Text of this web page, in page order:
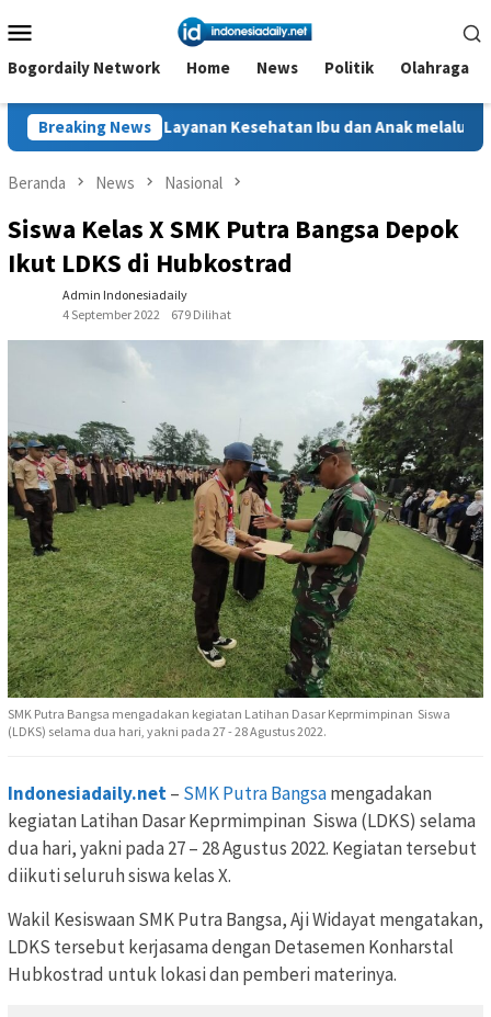
ke
kontenMobile
Bogordaily Network Home News Politik Olahraga
Breaking News
Layanan Kesehatan Ibu dan Anak melalui Posyandu Matahari
Beranda News Nasional
Siswa Kelas X SMK Putra Bangsa Depok
Ikut LDKS di Hubkostrad
Admin Indonesiadaily
4 September 2022
679 Dilihat
SMK Putra Bangsa mengadakan kegiatan Latihan Dasar Keprmimpinan Siswa
(LDKS) selama dua hari, yakni pada 27 - 28 Agustus 2022.
Indonesiadaily.net– SMK Putra Bangsamengadakan
kegiatan Latihan Dasar Keprmimpinan Siswa (LDKS) selama
dua hari, yakni pada 27 – 28 Agustus 2022. Kegiatan tersebut
diikuti seluruh siswa kelas X.
Wakil Kesiswaan SMK Putra Bangsa, Aji Widayat mengatakan,
LDKS tersebut kerjasama dengan Detasemen Konharstal
Hubkostrad untuk lokasi dan pemberi materinya.